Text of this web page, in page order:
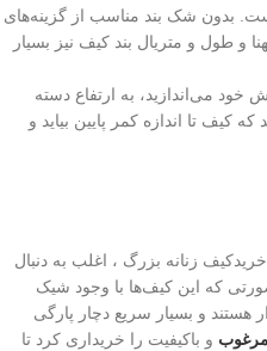
بدون شک بند مناسب از گزینه‌های
و طول و متریال بند کیف نیز بسیار
می‌اندازید، به ارتفاع دسته
که کیف تا اندازه کمر پایین بیاید و
زنانه بزرگ ، اغلب به دنبال
که این کیف‌ها با وجود شیک
هستند و بسیار سریع دچار پارگی
و باکیفیت را خریداری کرد تا